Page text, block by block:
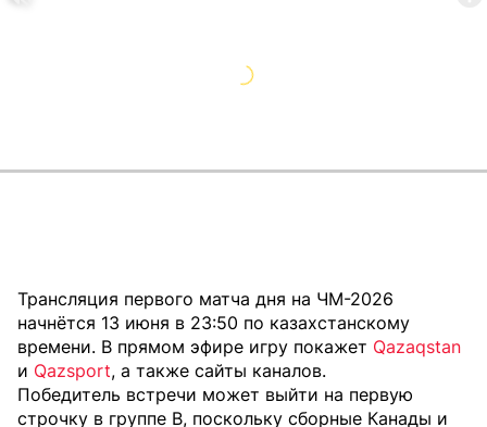
Трансляция первого матча дня на ЧМ-2026
начнётся 13 июня в 23:50 по казахстанскому
времени. В прямом эфире игру покажет Qazaqstan
и Qazsport, а также сайты каналов.
Победитель встречи может выйти на первую
строчку в группе B, поскольку сборные Канады и